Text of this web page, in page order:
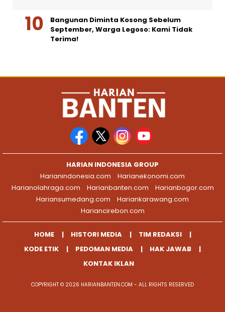
Bangunan Diminta Kosong Sebelum
September, Warga Legoso: Kami Tidak
Terima!
HARIAN INDONESIA GROUP
Harianindonesia.com
Harianekonomi.com
Harianolahraga.com
Harianbanten.com
Harianbogor.com
Hariansumedang.com
Hariankarawang.com
Hariancirebon.com
HOME HISTORI MEDIA
TIM REDAKSI
KODE ETIK
PEDOMAN MEDIA
HAK JAWAB
KONTAK IKLAN
COPYRIGHT © 2026 HARIANBANTEN.COM - ALL RIGHTS RESERVED